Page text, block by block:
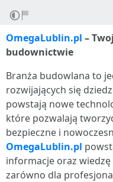
OmegaLublin.pl –
budownictwie
Branża budowlana to
rozwijających się
powstają nowe
które pozwalają
bezpieczne i
OmegaLublin.pl
informacje oraz
zarówno dla